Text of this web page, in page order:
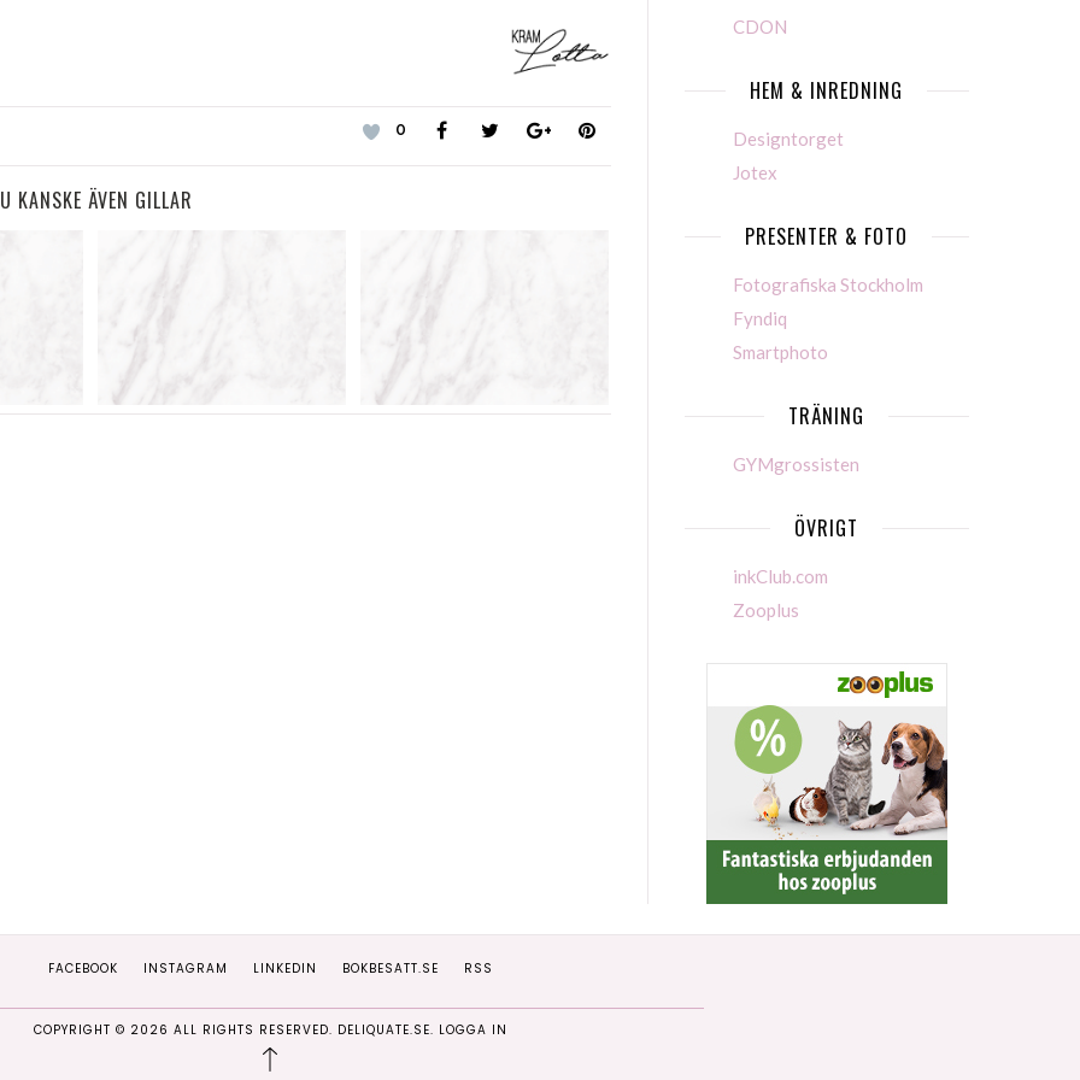
0
KANSKE ÄVEN GILLAR
CDON
HEM & INREDNING
Designtorget
Jotex
PRESENTER & FOTO
Fotografiska Stockholm
Fyndiq
Smartphoto
TRÄNING
GYMgrossisten
ÖVRIGT
inkClub.com
Zooplus
FACEBOOK INSTAGRAM LINKEDIN BOKBESATT.SE RSS
COPYRIGHT © 2026 ALL RIGHTS RESERVED. DELIQUATE.SE. LOGGA IN